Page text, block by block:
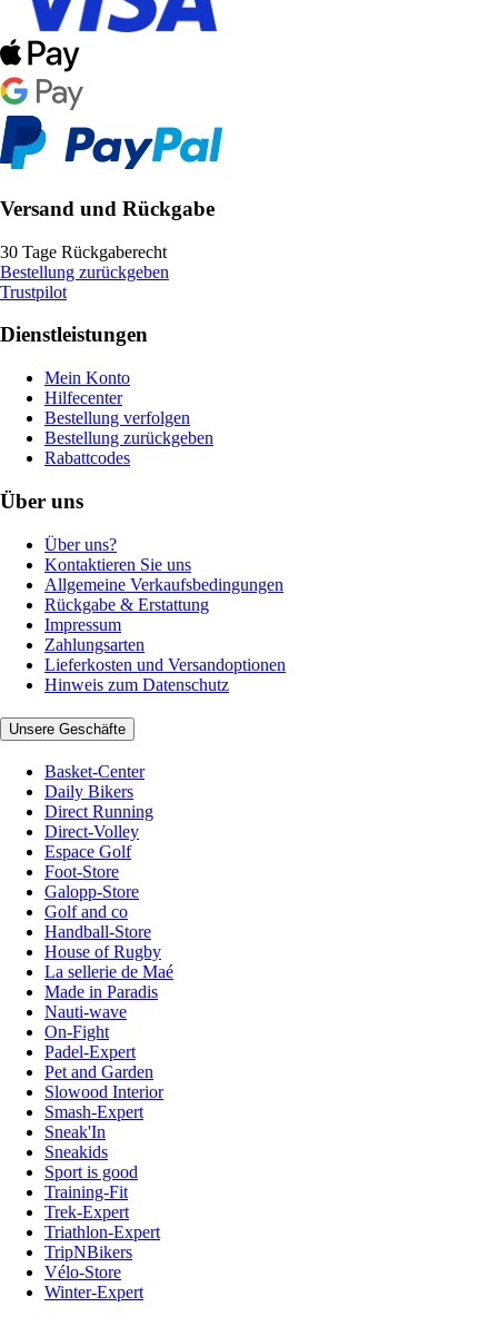
Versand und Rückgabe
30 Tage Rückgaberecht
Bestellung zurückgeben
Trustpilot
Dienstleistungen
Mein Konto
Hilfecenter
Bestellung verfolgen
Bestellung zurückgeben
Rabattcodes
Über uns
Über uns?
Kontaktieren Sie uns
Allgemeine Verkaufsbedingungen
Rückgabe & Erstattung
Impressum
Zahlungsarten
Lieferkosten und Versandoptionen
Hinweis zum Datenschutz
Unsere Geschäfte
Basket-Center
Daily Bikers
Direct Running
Direct-Volley
Espace Golf
Foot-Store
Galopp-Store
Golf and co
Handball-Store
House of Rugby
La sellerie de Maé
Made in Paradis
Nauti-wave
On-Fight
Padel-Expert
Pet and Garden
Slowood Interior
Smash-Expert
Sneak'In
Sneakids
Sport is good
Training-Fit
Trek-Expert
Triathlon-Expert
TripNBikers
Vélo-Store
Winter-Expert